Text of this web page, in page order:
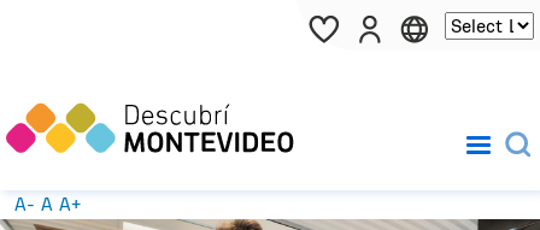
Pasar al contenido principal
A- A A+